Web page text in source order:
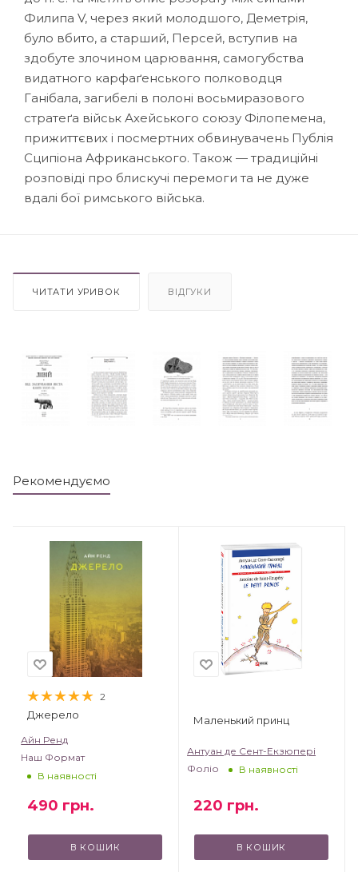
Филипа V, через який молодшого, Деметрія,
було вбито, а старший, Персей, вступив на
здобуте злочином царювання, самогубства
видатного карфаґенського полководця
Ганібала, загибелі в полоні восьмиразового
стратеґа військ Ахейського союзу Філопемена,
прижиттєвих і посмертних обвинувачень Публія
Сципіона Африканського. Також — традиційні
розповіді про блискучі перемоги та не дуже
вдалі бої римського війська.
ЧИТАТИ УРИВОК ВІДГУКИ
Рекомендуємо
2
Джерело
Айн Ренд
Наш Формат
В наявності
490 грн.
В КОШИК
Маленький принц
Антуан де Сент-Екзюпері
Фоліо
В наявності
220 грн.
В КОШИК